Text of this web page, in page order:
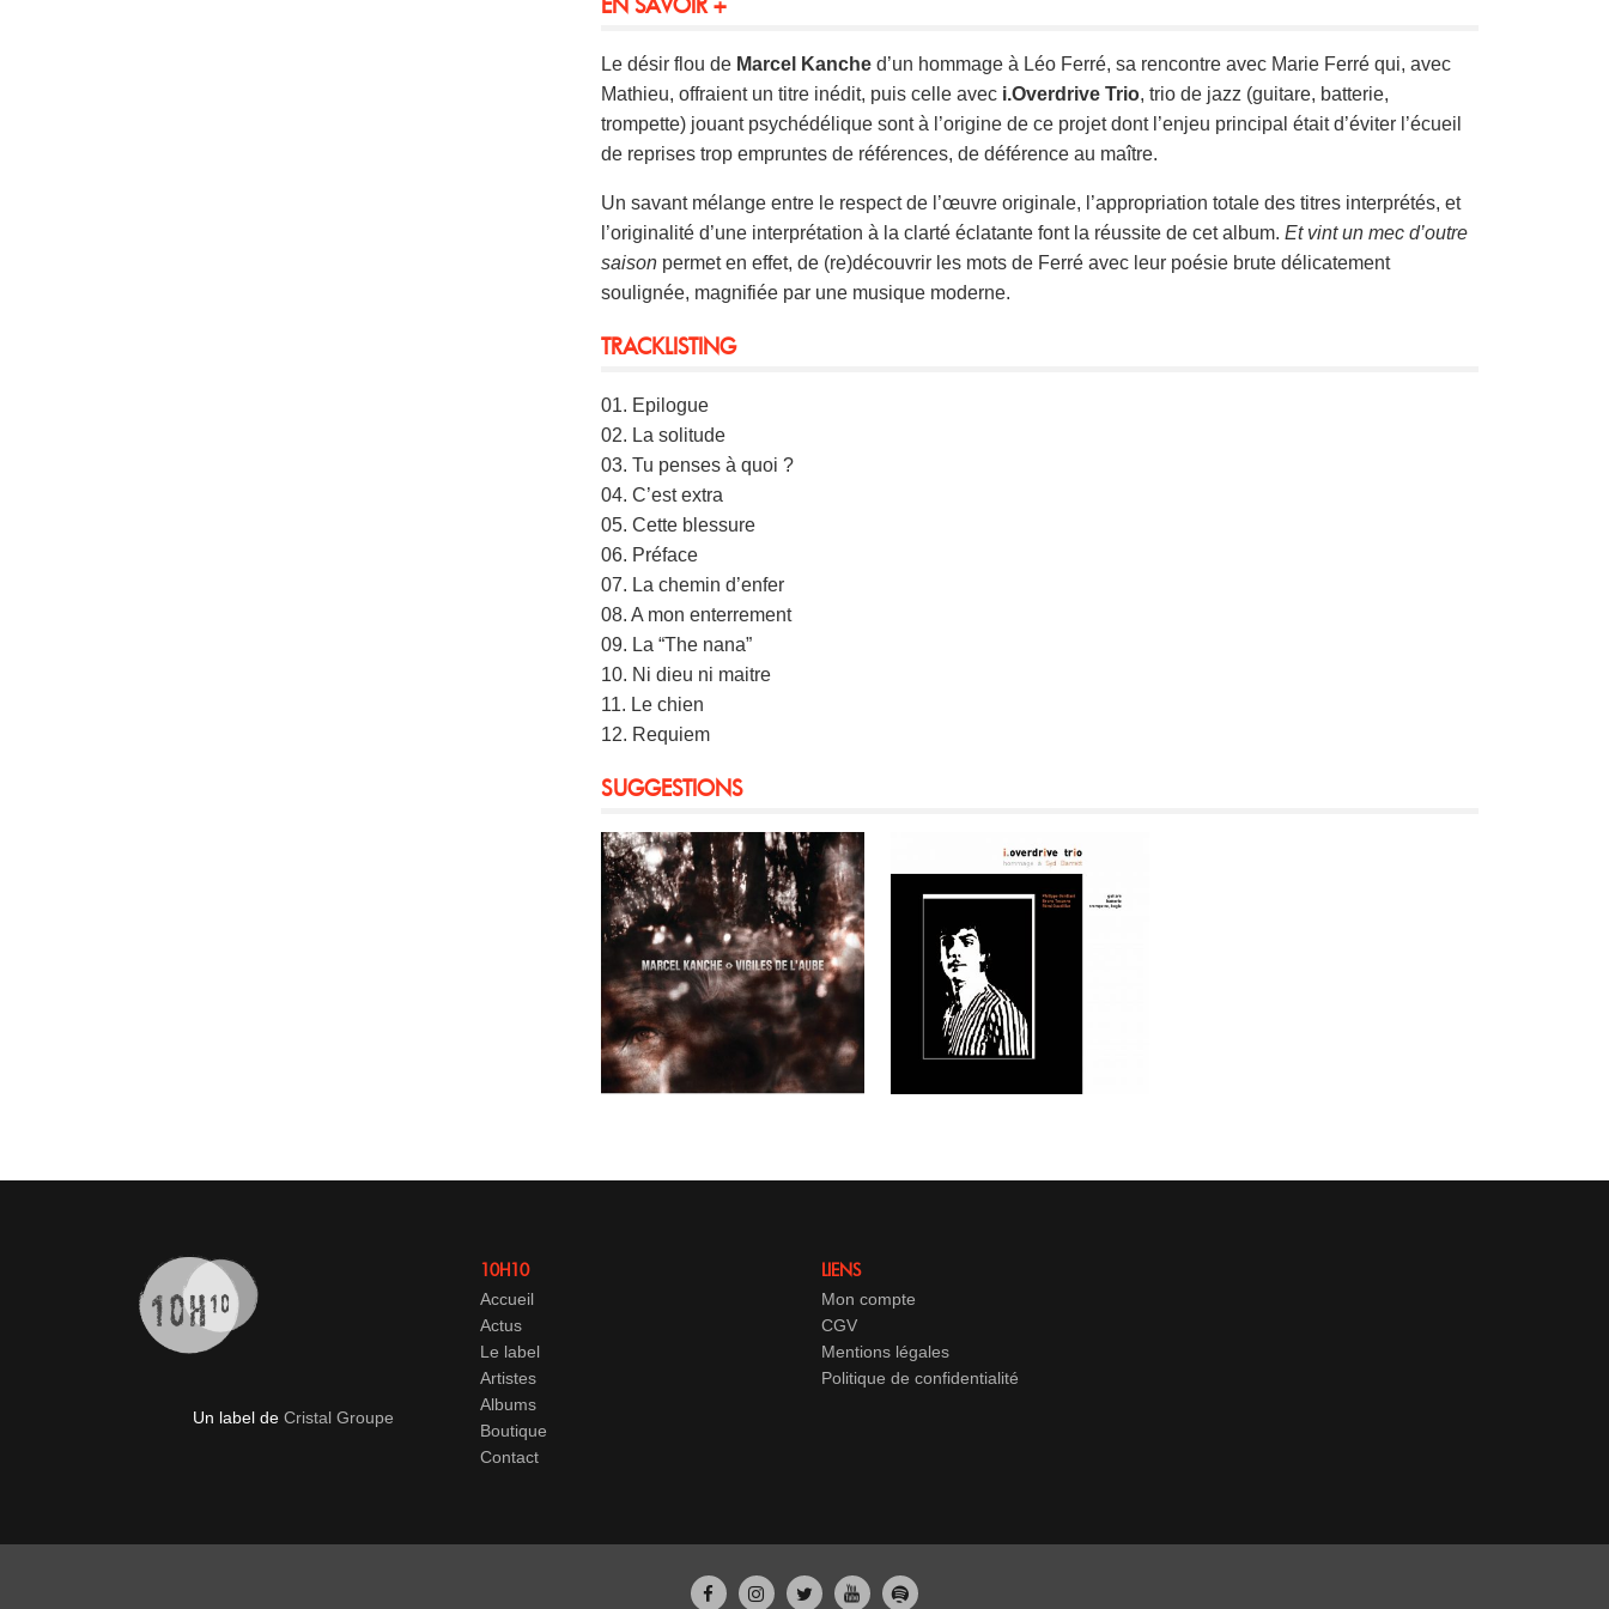
Le désir flou de Marcel Kanche d’un hommage à Léo Ferré, sa rencontre avec Marie Ferré qui, avec
Mathieu, offraient un titre inédit, puis celle avec i.Overdrive Trio, trio de jazz (guitare, batterie,
trompette) jouant psychédélique sont à l’origine de ce projet dont l’enjeu principal était d’éviter l’écueil
de reprises trop empruntes de références, de déférence au maître.
Un savant mélange entre le respect de l’œuvre originale, l’appropriation totale des titres interprétés, et
l’originalité d’une interprétation à la clarté éclatante font la réussite de cet album.Et vint un mec d’outre
saison permet en effet, de (re)découvrir les mots de Ferré avec leur poésie brute délicatement
soulignée, magnifiée par une musique moderne.
TRACKLISTING
01. Epilogue
02. La solitude
03. Tu penses à quoi ?
04. C’est extra
05. Cette blessure
06. Préface
07. La chemin d’enfer
08. A mon enterrement
09. La “The nana”
10. Ni dieu ni maitre
11. Le chien
12. Requiem
SUGGESTIONS
Un label de Cristal Groupe
10H10
Accueil
Actus
Le label
Artistes
Albums
Boutique
Contact
LIENS
Mon compte
CGV
Mentions légales
Politique de confidentialité